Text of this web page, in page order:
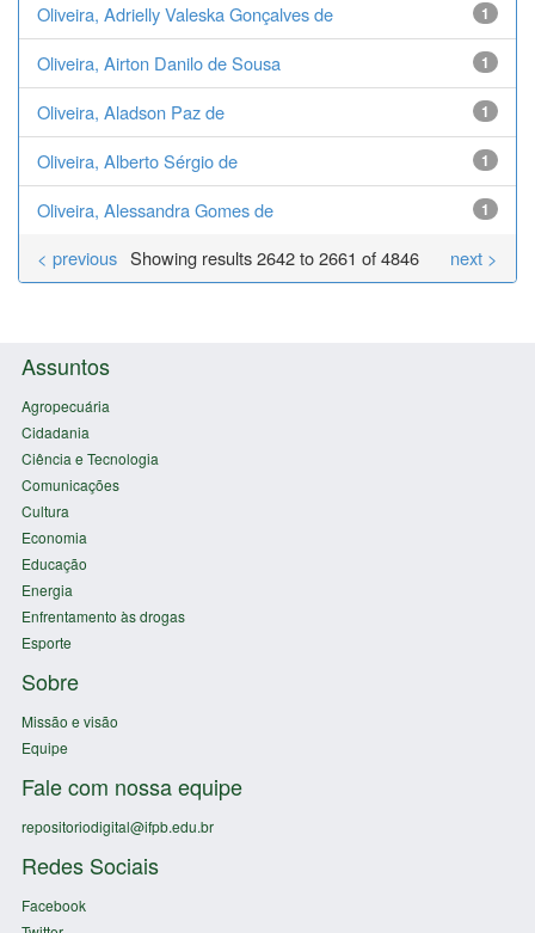
Oliveira, Adrielly Valeska Gonçalves de 1
Oliveira, Airton Danilo de Sousa 1
Oliveira, Aladson Paz de 1
Oliveira, Alberto Sérgio de 1
Oliveira, Alessandra Gomes de 1
Showing results 2642 to 2661 of 4846
< previous next >
Assuntos
Agropecuária
Cidadania
Ciência e Tecnologia
Comunicações
Cultura
Economia
Educação
Energia
Enfrentamento às drogas
Esporte
Sobre
Missão e visão
Equipe
Fale com nossa equipe
repositoriodigital@ifpb.edu.br
Redes Sociais
Facebook